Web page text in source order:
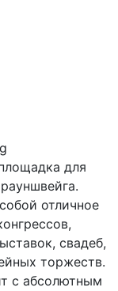
для
отличное
свадеб,
торжеств.
с абсолютным